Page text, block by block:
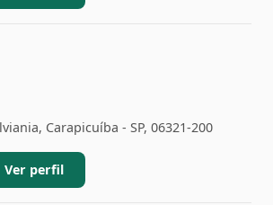
Carapicuíba - SP, 06321-200
Ver perfil